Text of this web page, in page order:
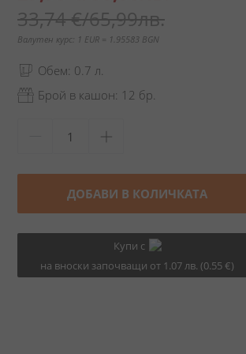
33,74 €/65,99лв.
Валутен курс: 1 EUR = 1.95583 BGN
Обем: 0.7 л.
Брой в кашон: 12 бр.
ДОБАВИ В КОЛИЧКАТА
Купи с
на вноски започващи от 1.07 лв. (0.55 €)